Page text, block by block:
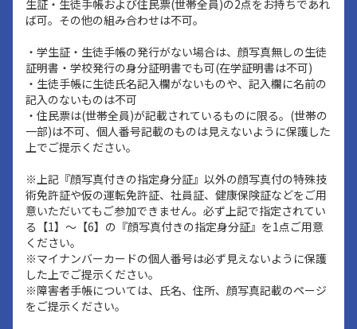
生証・生徒手帳および住民票(世帯全員)の2点をお持ちであれ
ば可。その他の組み合わせは不可。
・学生証・生徒手帳の発行がない場合は、顔写真無しの生徒
証明書・学校発行の身分証明書でも可(在学証明書は不可)
・生徒手帳に生徒氏名記入欄がないものや、記入欄に名前の
記入のないものは不可
・住民票は(世帯全員)が記載されているものに限る。(世帯の
一部)は不可、個人番号記載のものは見えないように保護した
上でご提示ください。
※上記『顔写真付きの指定身分証』以外の顔写真付の特殊技
術免許証や仮の運転免許証、社員証、健康保険証などをご用
意いただいてもご参加できません。必ず上記で指定されてい
る【1】～【6】の『顔写真付きの指定身分証』を1点ご用意
ください。
※マイナンバーカードの個人番号は必ず見えないように保護
した上でご提示ください。
※障害者手帳については、氏名、住所、顔写真記載のページ
をご提示ください。